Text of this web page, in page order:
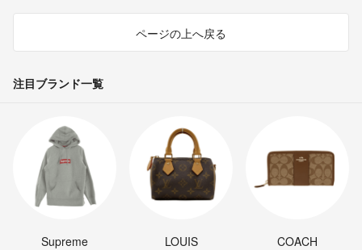
ページの上へ戻る
注目ブランド一覧
Supreme
LOUIS
COACH